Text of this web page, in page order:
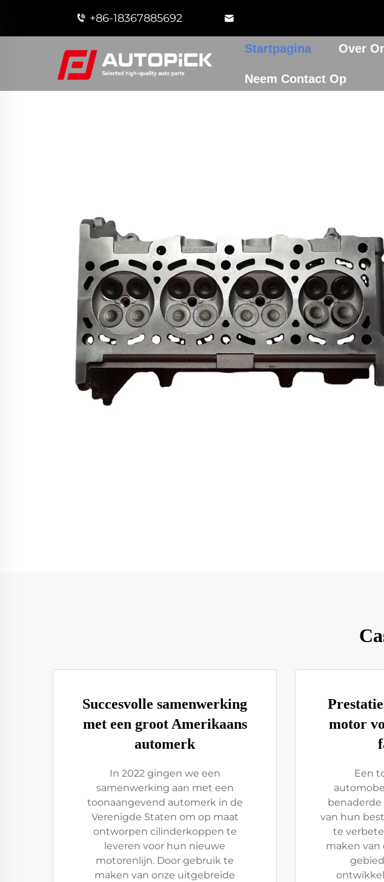
+86-18367885692
Startpagina Over
Neem Contact Op
Succesvolle samenwerking
met een groot Amerikaans
automerk
In 2022 gingen we een
samenwerking aan met een
toonaangevend automerk in de
Verenigde Staten om op maat
ontworpen cilinderkoppen te
leveren voor hun nieuwe
motorenlijn. Door gebruik te
maken van onze uitgebreide
motor
Een
benaderde
van hun
te
maken van